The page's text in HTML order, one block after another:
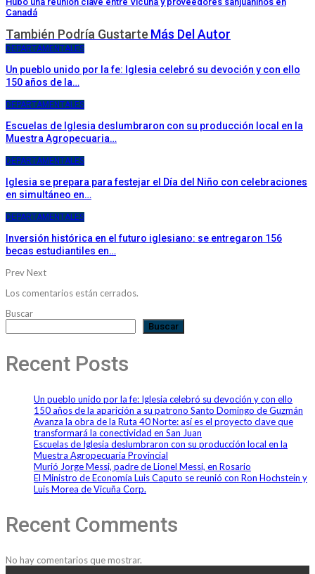
Canadá
También Podría Gustarte Más Del Autor
DEPARTAMENTALES
Un pueblo unido por la fe: Iglesia celebró su devoción y con ello
150 años de la…
DEPARTAMENTALES
Escuelas de Iglesia deslumbraron con su producción local en la
Muestra Agropecuaria…
DEPARTAMENTALES
Iglesia se prepara para festejar el Día del Niño con celebraciones
en simultáneo en…
DEPARTAMENTALES
Inversión histórica en el futuro iglesiano: se entregaron 156
becas estudiantiles en…
PrevNext
Los comentarios están cerrados.
Buscar
Buscar
Recent Posts
Un pueblo unido por la fe: Iglesia celebró su devoción y con ello
150 años de la aparición a su patrono Santo Domingo de Guzmán
Avanza la obra de la Ruta 40 Norte: así es el proyecto clave que
transformará la conectividad en San Juan
Escuelas de Iglesia deslumbraron con su producción local en la
Muestra Agropecuaria Provincial
Murió Jorge Messi, padre de Lionel Messi, en Rosario
El Ministro de Economía Luis Caputo se reunió con Ron Hochstein y
Luis Morea de Vicuña Corp.
Recent Comments
No hay comentarios que mostrar.